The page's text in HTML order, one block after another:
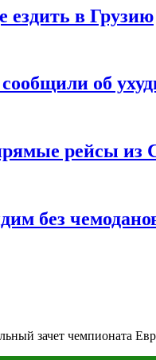
ездить в Грузию
об
рейсы
без
зачет чемпионата